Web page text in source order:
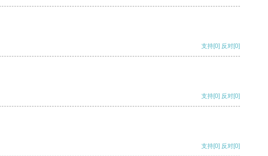
支持[0] 反对[0]
支持[0] 反对[0]
支持[0] 反对[0]